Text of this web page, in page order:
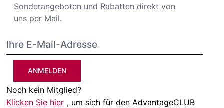
Sonderangeboten und Rabatten direkt von
uns per Mail.
ANMELDEN
Noch kein Mitglied?
Klicken Sie hier , um sich für den AdvantageCLUB